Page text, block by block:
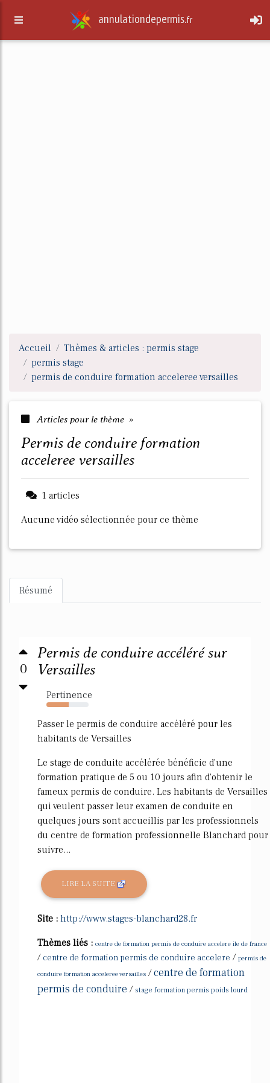
annulationdepermis.fr
Accueil
Thèmes & articles : permis stage
permis stage
permis de conduire formation acceleree versailles
Articles pour le thème »
permis de conduire formation
acceleree versailles
1 articles
Aucune vidéo sélectionnée pour ce thème
Résumé
0
Permis de conduire accéléré sur
Versailles
Pertinence
53%
Passer le permis de conduire accéléré pour les
habitants de Versailles
Le stage de conduite accélérée bénéficie d'une
formation pratique de 5 ou 10 jours afin d'obtenir le
fameux permis de conduire. Les habitants de Versailles
qui veulent passer leur examen de conduite en
quelques jours sont accueillis par les professionnels
du centre de formation professionnelle Blanchard pour
suivre...
LIRE LA SUITE
Site : http://www.stages-blanchard28.fr
Thèmes liés : centre de formation permis de conduire accelere ile de france
/ centre de formation permis de conduire accelere / permis de
conduire formation acceleree versailles /centre de formation
permis de conduire / stage formation permis poids lourd